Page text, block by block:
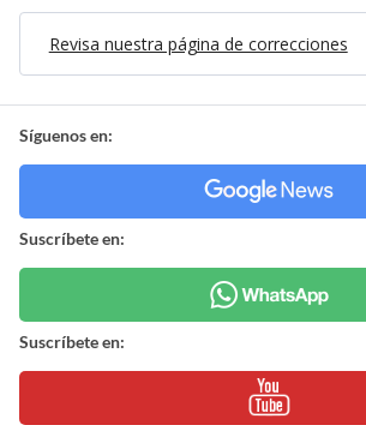
Revisa nuestra página de correcciones
Síguenos en:
Suscríbete en:
Suscríbete en: